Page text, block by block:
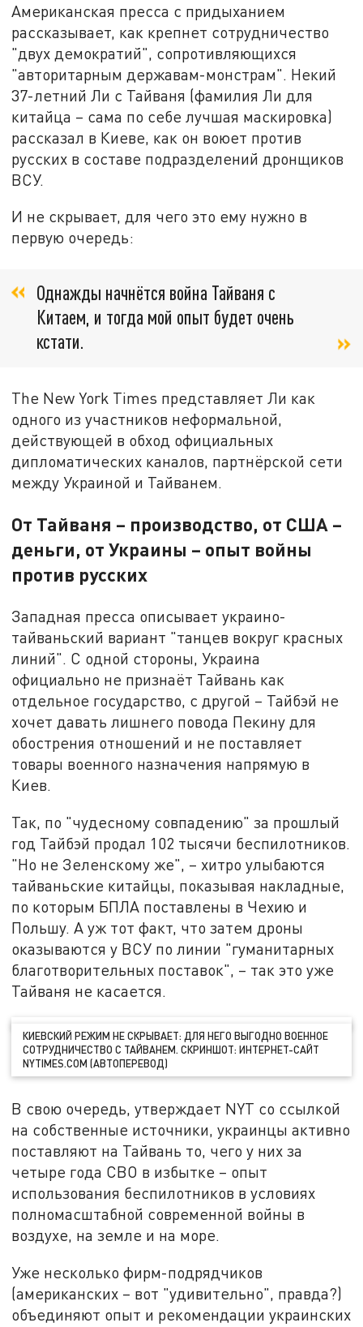
Американская пресса с придыханием
рассказывает, как крепнет сотрудничество
"двух демократий", сопротивляющихся
"авторитарным державам-монстрам". Некий
37-летний Ли с Тайваня (фамилия Ли для
китайца – сама по себе лучшая маскировка)
рассказал в Киеве, как он воюет против
русских в составе подразделений дронщиков
ВСУ.
И не скрывает, для чего это ему нужно в
первую очередь:
Однажды начнётся война Тайваня с
Китаем, и тогда мой опыт будет очень
кстати.
The New York Times представляет Ли как
одного из участников неформальной,
действующей в обход официальных
дипломатических каналов, партнёрской сети
между Украиной и Тайванем.
От Тайваня – производство, от США –
деньги, от Украины – опыт войны
против русских
Западная пресса описывает украино-
тайваньский вариант "танцев вокруг красных
линий". С одной стороны, Украина
официально не признаёт Тайвань как
отдельное государство, с другой – Тайбэй не
хочет давать лишнего повода Пекину для
обострения отношений и не поставляет
товары военного назначения напрямую в
Киев.
Так, по "чудесному совпадению" за прошлый
год Тайбэй продал 102 тысячи беспилотников.
"Но не Зеленскому же", – хитро улыбаются
тайваньские китайцы, показывая накладные,
по которым БПЛА поставлены в Чехию и
Польшу. А уж тот факт, что затем дроны
оказываются у ВСУ по линии "гуманитарных
благотворительных поставок", – так это уже
Тайваня не касается.
КИЕВСКИЙ РЕЖИМ НЕ СКРЫВАЕТ: ДЛЯ НЕГО ВЫГОДНО ВОЕННОЕ
СОТРУДНИЧЕСТВО С ТАЙВАНЕМ. СКРИНШОТ: ИНТЕРНЕТ-САЙТ
NYTIMES.COM (АВТОПЕРЕВОД)
В свою очередь, утверждает NYT со ссылкой
на собственные источники, украинцы активно
поставляют на Тайвань то, чего у них за
четыре года СВО в избытке – опыт
использования беспилотников в условиях
полномасштабной современной войны в
воздухе, на земле и на море.
Уже несколько фирм-подрядчиков
(американских – вот "удивительно", правда?)
объединяют опыт и рекомендации украинских